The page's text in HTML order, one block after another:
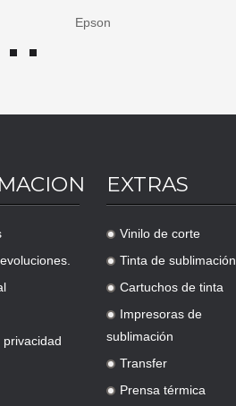
Epson
privacidad
EXTRAS
.
Vinilo de corte
.
Tinta de sublimación
.
Cartuchos de tinta
.
Impresoras de
sublimación
.
Transfer
.
Prensa térmica